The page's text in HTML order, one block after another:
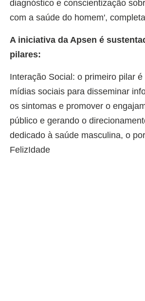
diagnóstico e conscientização
com a saúde do homem',
A iniciativa da Apsen é
pilares:
Interação Social: o primeiro pilar
mídias sociais para disseminar
os sintomas e promover o
público e gerando o
dedicado à saúde masculina, o
FelizIdade